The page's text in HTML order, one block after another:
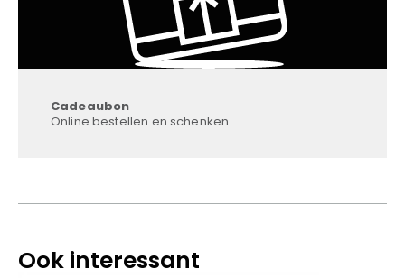
Cadeaubon
Online bestellen en schenken.
Ook interessant